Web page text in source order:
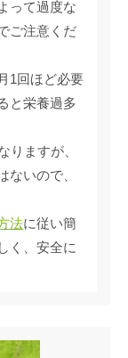
って過度な
ご注意くだ
1回ほど必要
と栄養過多
りますが、
ないので、
法に従い簡
く、安全に